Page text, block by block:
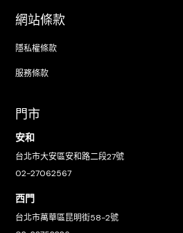
網站條款
隱私權條款
服務條款
門市
安和
台北市大安區安和路二段27號
02-27062567
西門
台北市萬華區昆明街58-2號